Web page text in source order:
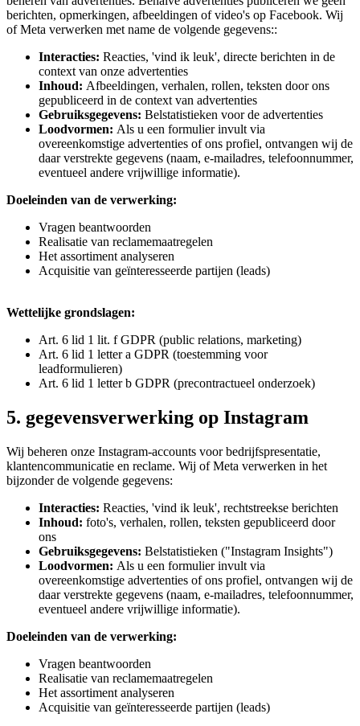
berichten, opmerkingen, afbeeldingen of video's op Facebook. Wij
of Meta verwerken met name de volgende gegevens::
Interacties: Reacties, 'vind ik leuk', directe berichten in de
context van onze advertenties
Inhoud: Afbeeldingen, verhalen, rollen, teksten door ons
gepubliceerd in de context van advertenties
Gebruiksgegevens: Belstatistieken voor de advertenties
Loodvormen: Als u een formulier invult via
overeenkomstige advertenties of ons profiel, ontvangen wij de
daar verstrekte gegevens (naam, e-mailadres, telefoonnummer,
eventueel andere vrijwillige informatie).
Doeleinden van de verwerking:
Vragen beantwoorden
Realisatie van reclamemaatregelen
Het assortiment analyseren
Acquisitie van geïnteresseerde partijen (leads)
Wettelijke grondslagen:
Art. 6 lid 1 lit. f GDPR (public relations, marketing)
Art. 6 lid 1 letter a GDPR (toestemming voor
leadformulieren)
Art. 6 lid 1 letter b GDPR (precontractueel onderzoek)
5. gegevensverwerking op Instagram
Wij beheren onze Instagram-accounts voor bedrijfspresentatie,
klantencommunicatie en reclame. Wij of Meta verwerken in het
bijzonder de volgende gegevens:
Interacties: Reacties, 'vind ik leuk', rechtstreekse berichten
Inhoud: foto's, verhalen, rollen, teksten gepubliceerd door
ons
Gebruiksgegevens: Belstatistieken ("Instagram Insights")
Loodvormen: Als u een formulier invult via
overeenkomstige advertenties of ons profiel, ontvangen wij de
daar verstrekte gegevens (naam, e-mailadres, telefoonnummer,
eventueel andere vrijwillige informatie).
Doeleinden van de verwerking:
Vragen beantwoorden
Realisatie van reclamemaatregelen
Het assortiment analyseren
Acquisitie van geïnteresseerde partijen (leads)